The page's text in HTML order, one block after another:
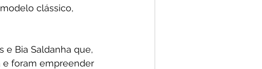
clássico,
e Bia Saldanha que,
e foram empreender